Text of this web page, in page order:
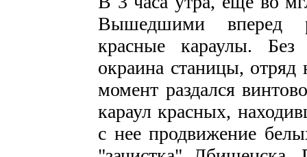
Вышедшими вперед
красные караулы. Без
окраина станицы, отряд
момент раздался
караул красных,
с нее продвижение